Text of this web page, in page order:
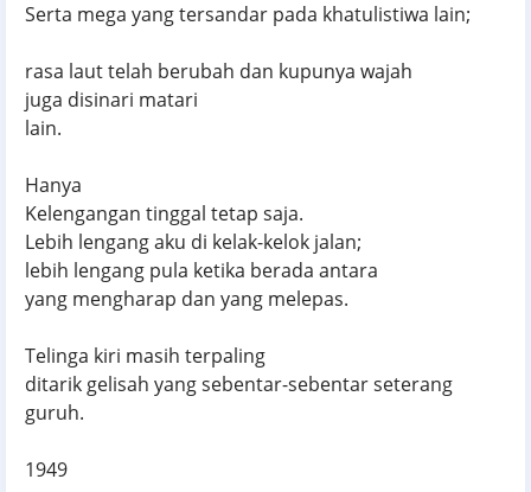
Serta mega yang tersandar pada khatulistiwa lain;
rasa laut telah berubah dan kupunya wajah
juga disinari matari
lain.
Hanya
Kelengangan tinggal tetap saja.
Lebih lengang aku di kelak-kelok jalan;
lebih lengang pula ketika berada antara
yang mengharap dan yang melepas.
Telinga kiri masih terpaling
ditarik gelisah yang sebentar-sebentar seterang
guruh.
1949